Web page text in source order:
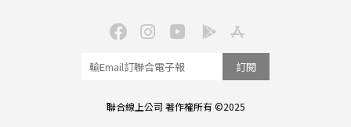
訂閱
聯合線上公司 著作權所有 ©2025